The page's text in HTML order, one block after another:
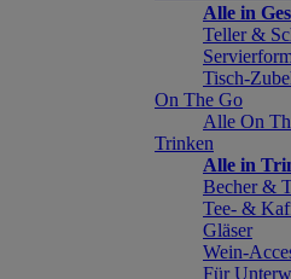
Alle in
Teller &
Tisch-
On The Go
Alle On
Trinken
Alle in
Becher &
Tee- &
Gläser
Wein-
Für